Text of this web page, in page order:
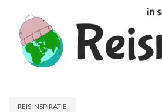
REIS INSPIRATIE